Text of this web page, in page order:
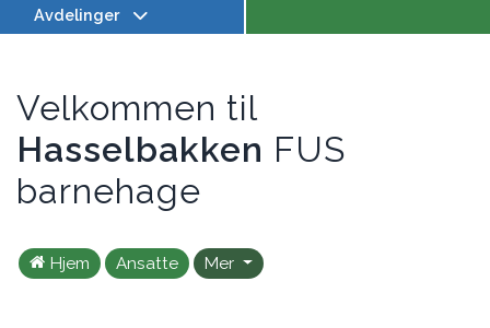
Avdelinger
Velkommen til
Hasselbakken FUS
barnehage
Hjem Ansatte Mer